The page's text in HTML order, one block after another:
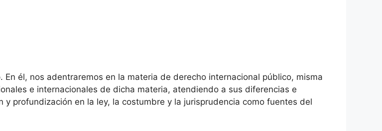
él, nos adentraremos en la materia de derecho internacional público, misma
e internacionales de dicha materia, atendiendo a sus diferencias e
profundización en la ley, la costumbre y la jurisprudencia como fuentes del